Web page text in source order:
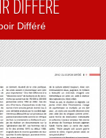
DIFFÉRÉ
Différé